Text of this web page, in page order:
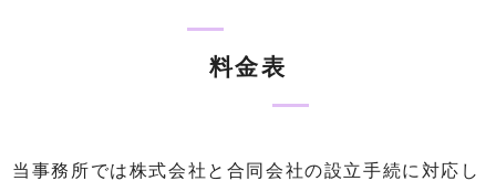
料金表
当事務所では株式会社と合同会社の設立手続に対応し